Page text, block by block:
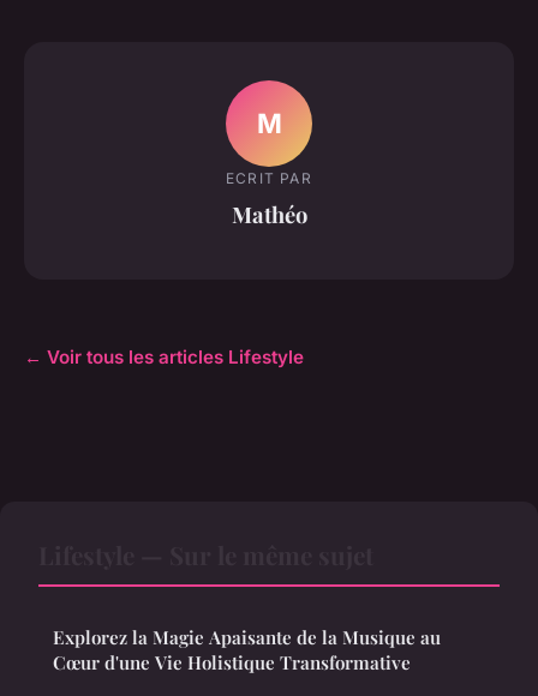
M
ECRIT PAR
Mathéo
← Voir tous les articles Lifestyle
Explorez la Magie Apaisante de la Musique au
Cœur d'une Vie Holistique Transformative